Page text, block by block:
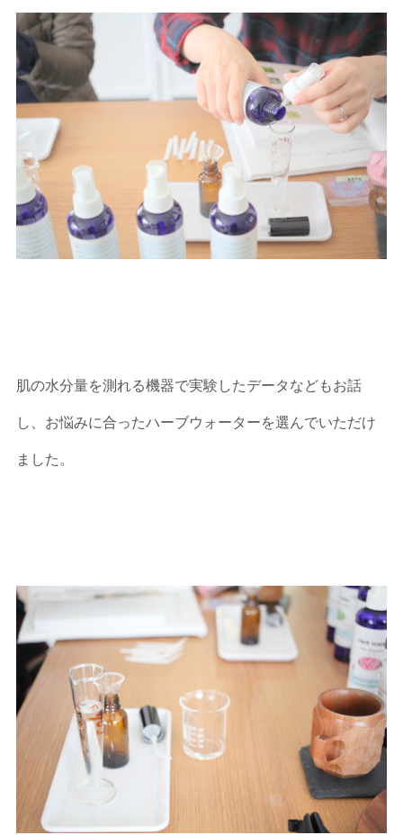
肌の水分量を測れる機器で実験したデータなどもお話
し、お悩みに合ったハーブウォーターを選んでいただけ
ました。